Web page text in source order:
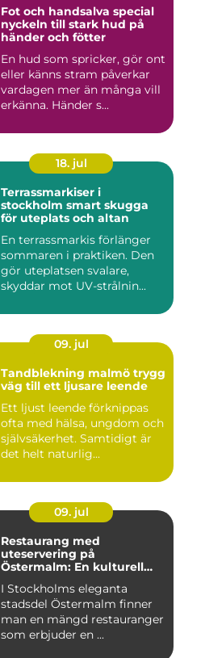
Fot och handsalva special
nyckeln till stark hud på
händer och fötter
En hud som spricker, gör ont
eller känns stram påverkar
vardagen mer än många vill
erkänna. Händer s...
18. jul
Terrassmarkiser i
stockholm smart skugga
för uteplats och altan
En terrassmarkis förlänger
sommaren i praktiken. Den
gör uteplatsen svalare,
skyddar mot UV-strålnin...
09. jul
Tandblekning malmö trygg
väg till ett ljusare leende
Ett ljust leende förknippas
ofta med hälsa, ungdom och
självsäkerhet. Samtidigt är
det helt naturlig...
09. jul
Restaurang med
uteservering på
Östermalm: En kulturell
I Stockholms eleganta
stadsdel Östermalm finner
man en mängd restauranger
som erbjuder en ...